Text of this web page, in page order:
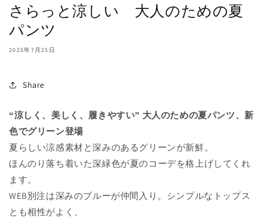
さらっと涼しい 大人のための夏
パンツ
2025年7月25日
Share
“涼しく、美しく、履きやすい” 大人のための夏パンツ、新
色でグリーン登場
夏らしい涼感素材と深みのあるグリーンが新鮮。
ほんのり落ち着いた深緑色が夏のコーデを格上げしてくれ
ます。
WEB別注は深みのブルーが仲間入り。シンプルなトップス
とも相性がよく、